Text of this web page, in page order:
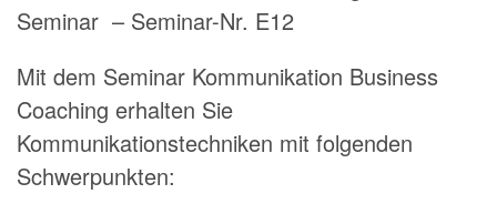
Seminar – Seminar-Nr. E12
Mit dem Seminar Kommunikation Business
Coaching erhalten Sie
Kommunikationstechniken mit folgenden
Schwerpunkten: